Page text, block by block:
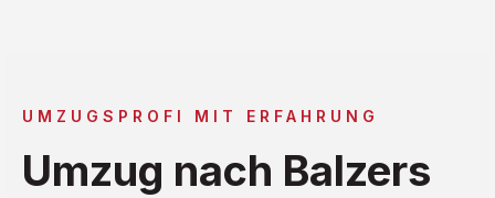
UMZUGSPROFI MIT ERFAHRUNG
Umzug nach Balzers